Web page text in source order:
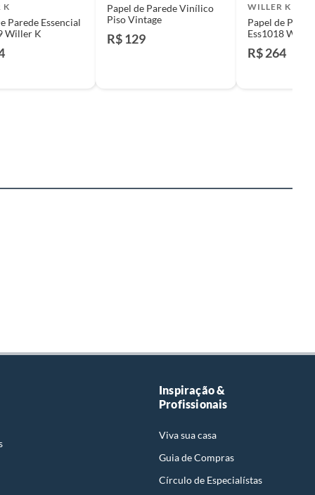
K
Parede Essencial
Willer K
Papel de Parede Vinílico
Piso Vintage
R$ 129
WILLER K
Papel de
Ess1018
R$ 264
Inspiração &
Profissionais
Viva sua casa
Guia de Compras
Círculo de Especialístas